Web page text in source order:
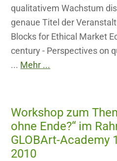
qualitativem Wachstum
genaue Titel der
Blocks for Ethical Market
century - Perspectives on
... Mehr ...
Workshop zum
ohne Ende?“ im
GLOBArt-Academy
2010